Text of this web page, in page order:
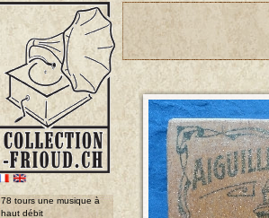
78 tours une musique à
haut débit